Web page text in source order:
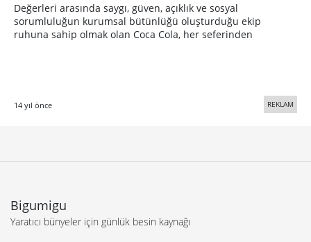
Değerleri arasında saygı, güven, açıklık ve sosyal
sorumluluğun kurumsal bütünlüğü oluşturduğu ekip
ruhuna sahip olmak olan Coca Cola, her seferinden
14 yıl önce REKLAM
Bigumigu
Yaratıcı bünyeler için günlük besin kaynağı